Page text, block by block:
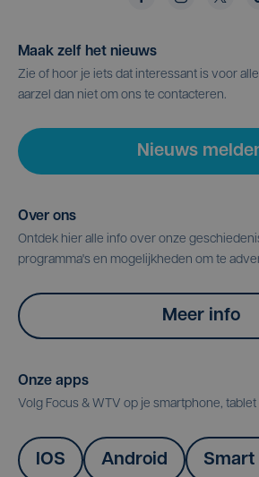
Maak zelf het nieuws
Zie of hoor je iets dat interessant is voor
aarzel dan niet om ons te contacteren.
Nieuws
Over ons
Ontdek hier alle info over onze
programma's en mogelijkheden om te
Meer info
Onze apps
Volg Focus & WTV op je smartphone, tablet
IOS Android Smart